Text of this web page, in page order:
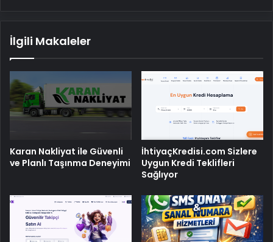
İlgili Makaleler
Karan Nakliyat ile Güvenli
ve Planlı Taşınma Deneyimi
İhtiyaçKredisi.com Sizlere
Uygun Kredi Teklifleri
Sağlıyor